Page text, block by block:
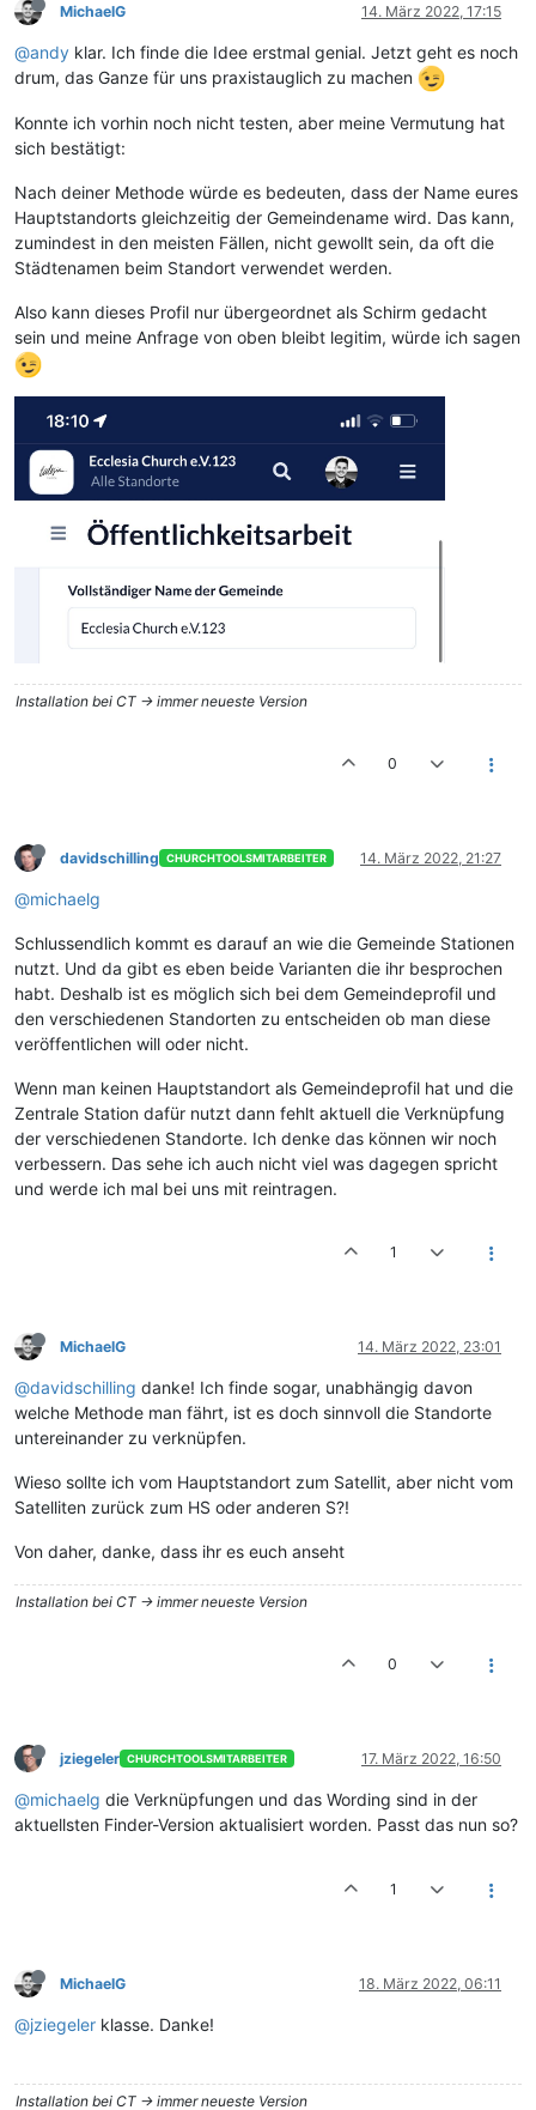
MichaelG 14. März 2022, 17:15
@andy klar. Ich finde die Idee erstmal genial. Jetzt geht es noch
drum, das Ganze für uns praxistauglich zu machen
Konnte ich vorhin noch nicht testen, aber meine Vermutung hat
sich bestätigt:
Nach deiner Methode würde es bedeuten, dass der Name eures
Hauptstandorts gleichzeitig der Gemeindename wird. Das kann,
zumindest in den meisten Fällen, nicht gewollt sein, da oft die
Städtenamen beim Standort verwendet werden.
Also kann dieses Profil nur übergeordnet als Schirm gedacht
sein und meine Anfrage von oben bleibt legitim, würde ich sagen
Installation bei CT -> immer neueste Version
0
davidschilling CHURCHTOOLSMITARBEITER 14. März 2022, 21:27
@michaelg
Schlussendlich kommt es darauf an wie die Gemeinde Stationen
nutzt. Und da gibt es eben beide Varianten die ihr besprochen
habt. Deshalb ist es möglich sich bei dem Gemeindeprofil und
den verschiedenen Standorten zu entscheiden ob man diese
veröffentlichen will oder nicht.
Wenn man keinen Hauptstandort als Gemeindeprofil hat und die
Zentrale Station dafür nutzt dann fehlt aktuell die Verknüpfung
der verschiedenen Standorte. Ich denke das können wir noch
verbessern. Das sehe ich auch nicht viel was dagegen spricht
und werde ich mal bei uns mit reintragen.
1
MichaelG 14. März 2022, 23:01
@davidschilling danke! Ich finde sogar, unabhängig davon
welche Methode man fährt, ist es doch sinnvoll die Standorte
untereinander zu verknüpfen.
Wieso sollte ich vom Hauptstandort zum Satellit, aber nicht vom
Satelliten zurück zum HS oder anderen S?!
Von daher, danke, dass ihr es euch anseht
Installation bei CT -> immer neueste Version
0
jziegeler CHURCHTOOLSMITARBEITER 17. März 2022, 16:50
@michaelg die Verknüpfungen und das Wording sind in der
aktuellsten Finder-Version aktualisiert worden. Passt das nun so?
1
MichaelG 18. März 2022, 06:11
@jziegeler klasse. Danke!
Installation bei CT -> immer neueste Version